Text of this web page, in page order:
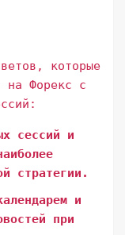
которые
на Форекс с
сессий и
стратегии.
и
при